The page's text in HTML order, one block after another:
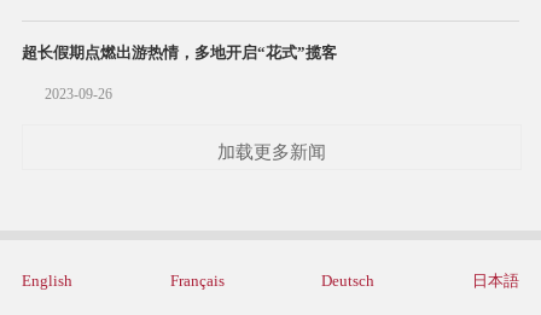
超长假期点燃出游热情，多地开启“花式”揽客
2023-09-26
加载更多新闻
English Français Deutsch 日本語